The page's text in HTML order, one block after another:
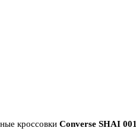
кроссовки Converse SHAI 001